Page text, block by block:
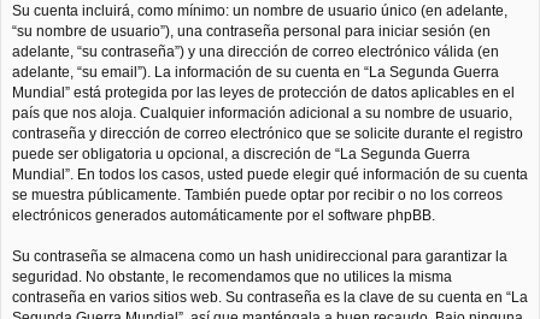
Su cuenta incluirá, como mínimo: un nombre de usuario único (en adelante,
“su nombre de usuario”), una contraseña personal para iniciar sesión (en
adelante, “su contraseña”) y una dirección de correo electrónico válida (en
adelante, “su email”). La información de su cuenta en “La Segunda Guerra
Mundial” está protegida por las leyes de protección de datos aplicables en el
país que nos aloja. Cualquier información adicional a su nombre de usuario,
contraseña y dirección de correo electrónico que se solicite durante el registro
puede ser obligatoria u opcional, a discreción de “La Segunda Guerra
Mundial”. En todos los casos, usted puede elegir qué información de su cuenta
se muestra públicamente. También puede optar por recibir o no los correos
electrónicos generados automáticamente por el software phpBB.
Su contraseña se almacena como un hash unidireccional para garantizar la
seguridad. No obstante, le recomendamos que no utilices la misma
contraseña en varios sitios web. Su contraseña es la clave de su cuenta en “La